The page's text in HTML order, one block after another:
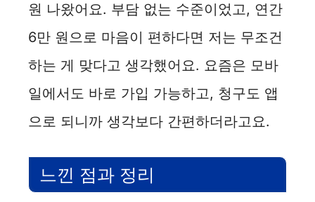
원 나왔어요. 부담 없는 수준이었고, 연간
6만 원으로 마음이 편하다면 저는 무조건
하는 게 맞다고 생각했어요. 요즘은 모바
일에서도 바로 가입 가능하고, 청구도 앱
으로 되니까 생각보다 간편하더라고요.
느낀 점과 정리